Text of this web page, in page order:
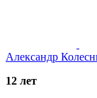
Александр
12 лет